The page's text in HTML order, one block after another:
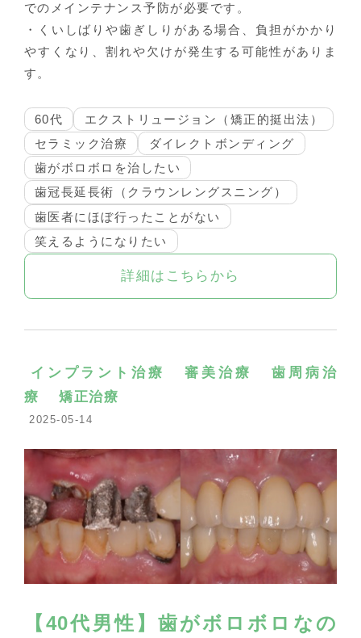
でのメインテナンス予防が必要です。
・くいしばりや歯ぎしりがある場合、負担がかかり
やすくなり、割れや欠けが発生する可能性がありま
す。
60代
エクストリュージョン（矯正的挺出法）
セラミック治療
ダイレクトボンディング
歯がボロボロを治したい
歯冠長延長術（クラウンレングスニング）
歯医者にほぼ行ったことがない
笑えるようになりたい
詳細はこちらから
インプラント治療 審美治療
歯周病治
療
矯正治療
2025-05-14
【40代男性】歯がボロボロなの